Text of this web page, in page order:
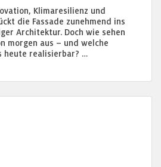
Klimaresilienz und
die Fassade zunehmend ins
Architektur. Doch wie sehen
morgen aus – und welche
heute realisierbar? …